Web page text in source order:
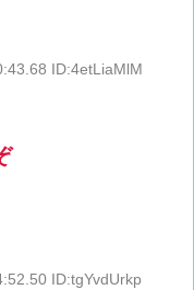
ID:4etLiaMlM
ID:tgYvdUrkp